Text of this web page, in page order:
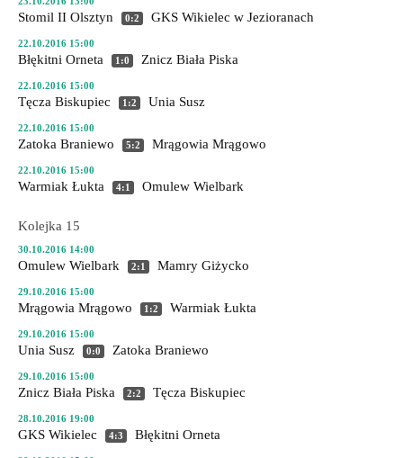
Stomil II Olsztyn 0:2 GKS Wikielec w Jezioranach
22.10.2016 15:00
Błękitni Orneta 1:0 Znicz Biała Piska
22.10.2016 15:00
Tęcza Biskupiec 1:2 Unia Susz
22.10.2016 15:00
Zatoka Braniewo 5:2 Mrągowia Mrągowo
22.10.2016 15:00
Warmiak Łukta 4:1 Omulew Wielbark
Kolejka 15
30.10.2016 14:00
Omulew Wielbark 2:1 Mamry Giżycko
29.10.2016 15:00
Mrągowia Mrągowo 1:2 Warmiak Łukta
29.10.2016 15:00
Unia Susz 0:0 Zatoka Braniewo
29.10.2016 15:00
Znicz Biała Piska 2:2 Tęcza Biskupiec
28.10.2016 19:00
GKS Wikielec 4:3 Błękitni Orneta